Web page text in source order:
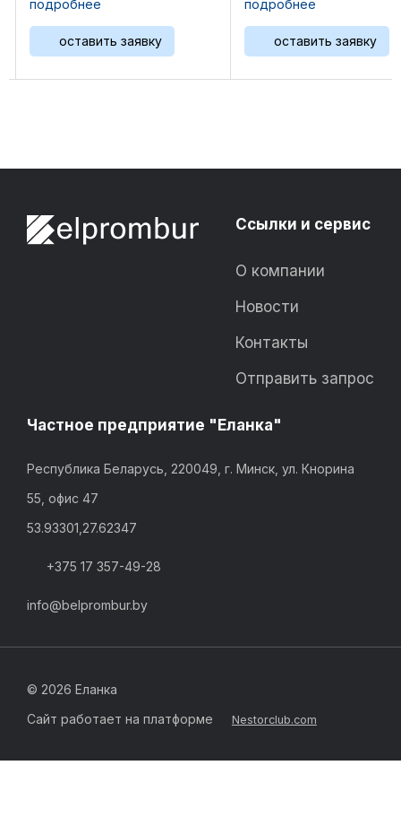
L36GL/GLD, P48GL/GLD,
2895GL, 3521GL, L5108GL,
L5790GL, L7042GL, P5115GL, ...
подробнее
оставить заявку
резиновое диаметром
мм на 6 болтов.
Применяемость:
8L-AT25GL / AT27GL, ...
подробнее
оставить заявку
Ссылки и сервис
О компании
Новости
Контакты
Отправить запрос
Частное предприятие "Еланка"
Республика Беларусь, 220049, г. Минск, ул. Кнорина
55, офис 47
53.93301,27.62347
+375 17 357-49-28
info@belprombur.by
© 2026 Еланка
Сайт работает на платформе
Nestorclub.com